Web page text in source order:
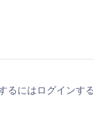
るにはログインす